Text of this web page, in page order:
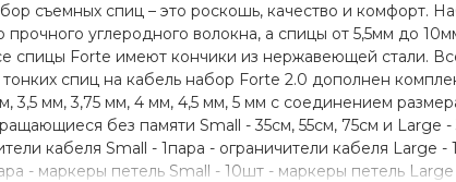
съемных спиц – это роскошь, качество и комфорт.
углеродного волокна, а спицы от 5,5мм до
спицы Forte имеют кончики из нержавеющей стали.
спиц на кабель набор Forte 2.0 дополнен
3,5 мм, 3,75 мм, 4 мм, 4,5 мм, 5 мм с соединением
без памяти Small - 35см, 55см, 75см и Large -
кабеля Small - 1пара - ограничители кабеля Large
- маркеры петель Small - 10шт - маркеры петель